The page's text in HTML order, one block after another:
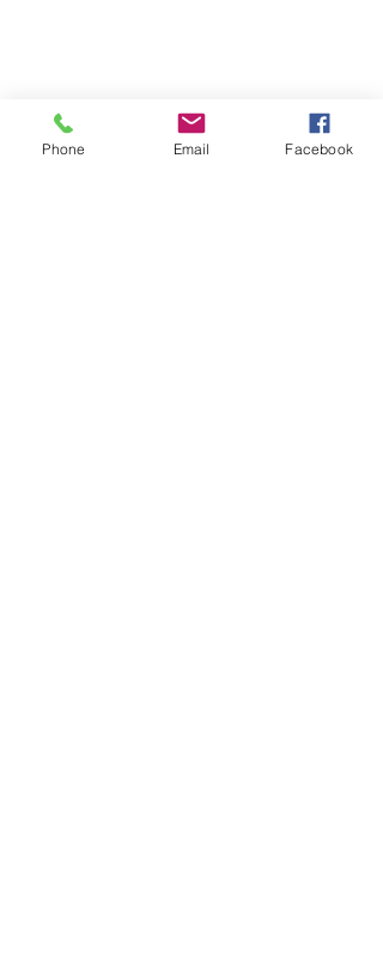
Phone Email Facebook